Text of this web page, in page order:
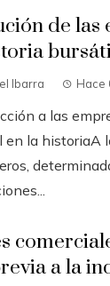
de las
Ibarra Hace
a las
en la historiaA
a la